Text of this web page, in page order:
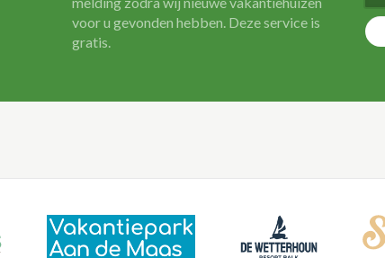
voor u gevonden hebben. Deze service is
gratis.